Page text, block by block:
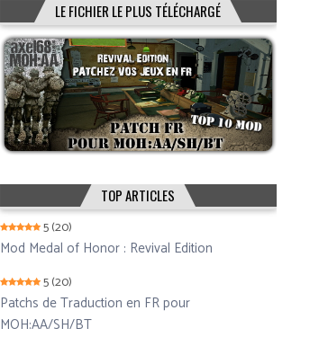
LE FICHIER LE PLUS TÉLÉCHARGÉ
TOP ARTICLES
5(20)
Mod Medal of Honor : Revival Edition
5(20)
Patchs de Traduction en FR pour
MOH:AA/SH/BT